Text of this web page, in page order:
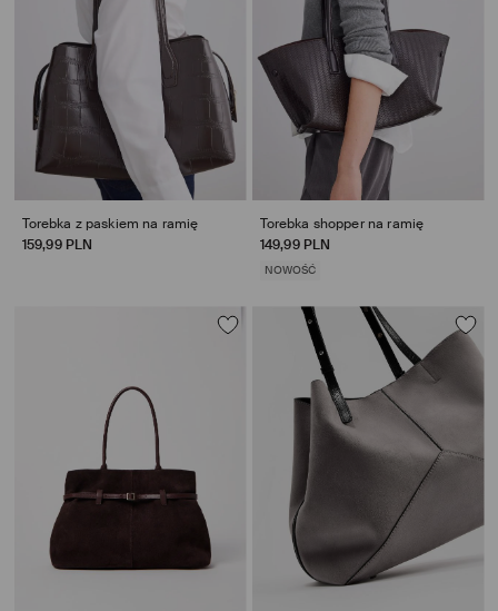
Torebka z paskiem na ramię
159,99 PLN
Torebka shopper na ramię
149,99 PLN
NOWOŚĆ